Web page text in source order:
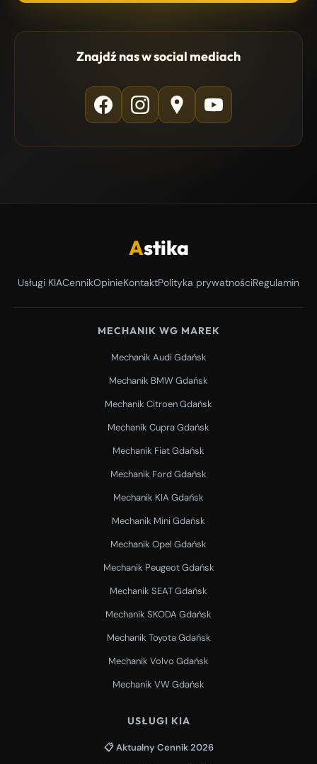
Znajdź nas w social mediach
Astika
Usługi KIACennikOpinieKontaktPolityka prywatnościRegulamin
MECHANIK WG MAREK
Mechanik Audi Gdańsk
Mechanik BMW Gdańsk
Mechanik Citroen Gdańsk
Mechanik Cupra Gdańsk
Mechanik Fiat Gdańsk
Mechanik Ford Gdańsk
Mechanik KIA Gdańsk
Mechanik Mini Gdańsk
Mechanik Opel Gdańsk
Mechanik Peugeot Gdańsk
Mechanik SEAT Gdańsk
Mechanik SKODA Gdańsk
Mechanik Toyota Gdańsk
Mechanik Volvo Gdańsk
Mechanik VW Gdańsk
USŁUGI KIA
📋 Aktualny Cennik 2026